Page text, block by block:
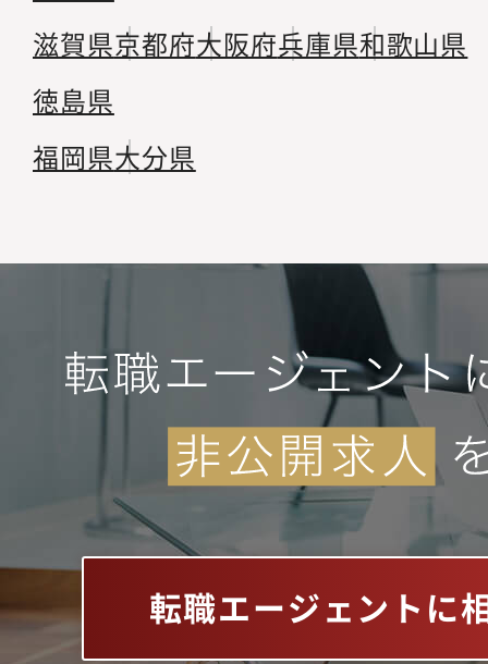
滋賀県京都府大阪府兵庫県和歌山県
徳島県
福岡県大分県
転職エージェントに